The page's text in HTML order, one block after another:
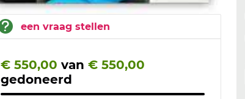
een vraag stellen
€ 550,00 van € 550,00
gedoneerd